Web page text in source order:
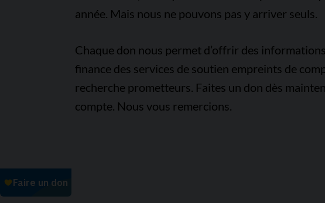
année. Mais nous ne pouvons pas y arriver seuls.
Chaque don nous permet d’offrir des
finance des services de soutien empreints de
recherche prometteurs. Faites un don dès
compte. Nous vous remercions.